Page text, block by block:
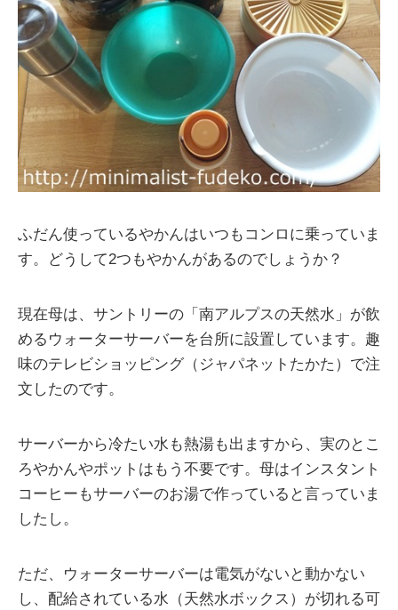
ふだん使っているやかんはいつもコンロに乗っていま
す。どうして2つもやかんがあるのでしょうか？
現在母は、サントリーの「南アルプスの天然水」が飲
めるウォーターサーバーを台所に設置しています。趣
味のテレビショッピング（ジャパネットたかた）で注
文したのです。
サーバーから冷たい水も熱湯も出ますから、実のとこ
ろやかんやポットはもう不要です。母はインスタント
コーヒーもサーバーのお湯で作っていると言っていま
したし。
ただ、ウォーターサーバーは電気がないと動かない
し、配給されている水（天然水ボックス）が切れる可